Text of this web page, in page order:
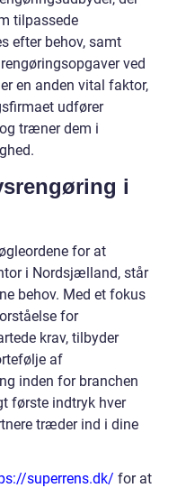
tilpassede
efter behov, samt
ved
en anden vital faktor,
udfører
træner dem i
i
for at
i Nordsjælland, står
behov. Med et fokus
for
krav, tilbyder
af
inden for branchen
første indtryk hver
træder ind i dine
superrens.dk/ for at